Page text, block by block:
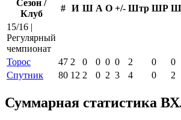
Сезон /
Клуб
# И Ш А О +/- Штр ШР
15/16 |
Регулярный
чемпионат
Торос
47 2 0 0 0 0 2 0 0
Спутник
80 12 2 0 2 3 4 0 2
Суммарная статистика